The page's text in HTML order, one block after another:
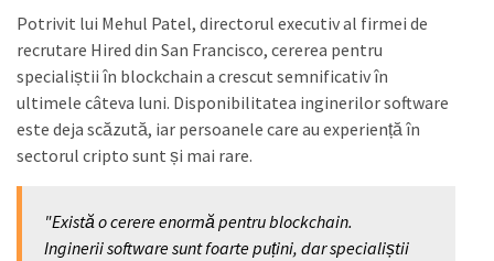
Potrivit lui Mehul Patel, directorul executiv al firmei de
recrutare Hired din San Francisco, cererea pentru
specialiștii în blockchain a crescut semnificativ în
ultimele câteva luni. Disponibilitatea inginerilor software
este deja scăzută, iar persoanele care au experiență în
sectorul cripto sunt și mai rare.
"Există o cerere enormă pentru blockchain.
Inginerii software sunt foarte puțini, dar specialiștii